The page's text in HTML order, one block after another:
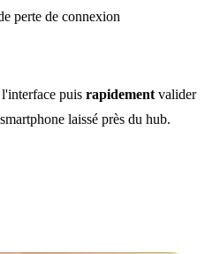
perte de connexion
puis rapidement valider
laissé près du hub.